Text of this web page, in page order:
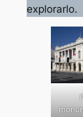
explorarlo.